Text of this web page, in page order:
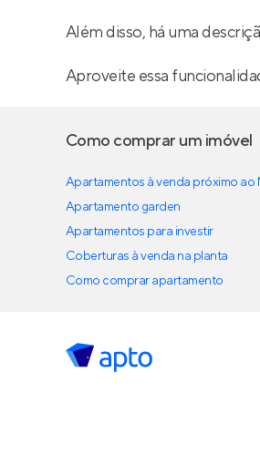
Além disso, há uma
Aproveite essa
Como comprar um imóvel
Apartamentos à venda próximo ao
Apartamento garden
Apartamentos para investir
Coberturas à venda na planta
Como comprar apartamento